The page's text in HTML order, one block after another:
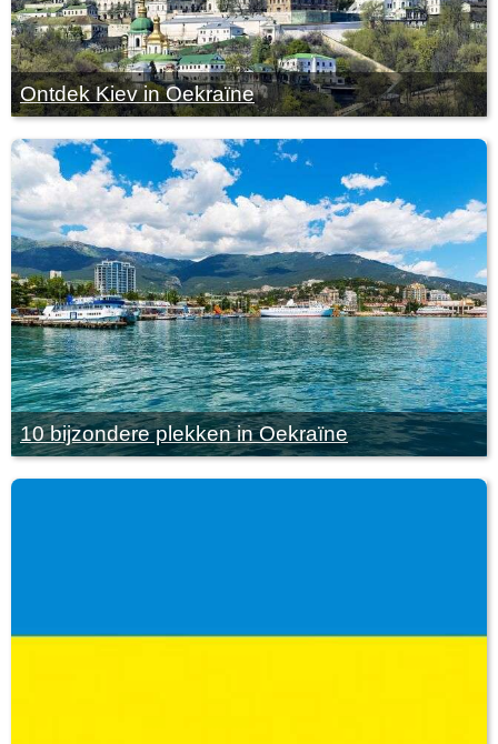
Ontdek Kiev in Oekraïne
10 bijzondere plekken in Oekraïne